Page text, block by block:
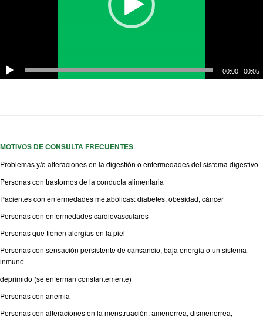
00:00 | 00:05
MOTIVOS DE CONSULTA FRECUENTES
Problemas y/o alteraciones en la digestión o enfermedades del sistema digestivo
Personas con trastornos de la conducta alimentaria
Pacientes con enfermedades metabólicas: diabetes, obesidad, cáncer
Personas con enfermedades cardiovasculares
Personas que tienen alergias en la piel
Personas con sensación persistente de cansancio, baja energía o un sistema
inmune
deprimido (se enferman constantemente)
Personas con anemia
Personas con alteraciones en la menstruación: amenorrea, dismenorrea,